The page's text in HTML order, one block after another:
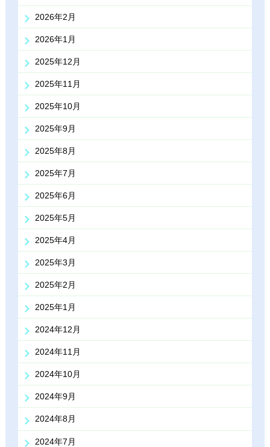
2026年2月
2026年1月
2025年12月
2025年11月
2025年10月
2025年9月
2025年8月
2025年7月
2025年6月
2025年5月
2025年4月
2025年3月
2025年2月
2025年1月
2024年12月
2024年11月
2024年10月
2024年9月
2024年8月
2024年7月